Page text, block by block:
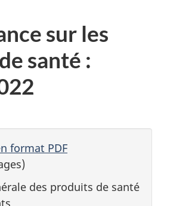
sur les
santé :
format PDF
des produits de santé